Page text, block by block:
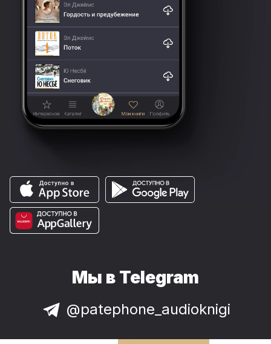
Мы в Telegram
@patephone_audioknigi